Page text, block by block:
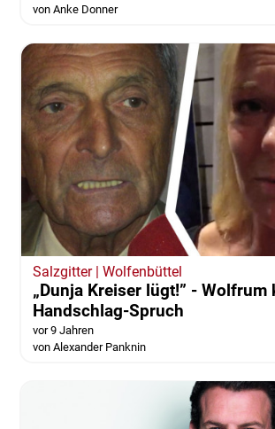
von Anke Donner
Salzgitter | Wolfenbüttel
„Dunja Kreiser lügt!” - Wolfrum
Handschlag-Spruch
vor 9 Jahren
von Alexander Panknin